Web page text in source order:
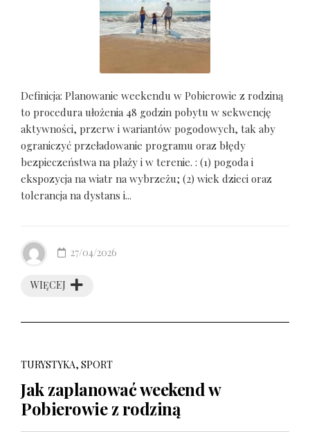
Definicja: Planowanie weekendu w Pobierowie z rodziną
to procedura ułożenia 48 godzin pobytu w sekwencję
aktywności, przerw i wariantów pogodowych, tak aby
ograniczyć przeładowanie programu oraz błędy
bezpieczeństwa na plaży i w terenie. : (1) pogoda i
ekspozycja na wiatr na wybrzeżu; (2) wiek dzieci oraz
tolerancja na dystans i...
WIĘCEJ
27/04/2026
TURYSTYKA, SPORT
Jak zaplanować weekend w
Pobierowie z rodziną